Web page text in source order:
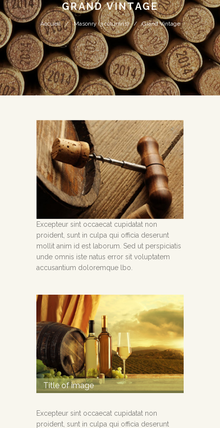
GRAND VINTAGE
Accueil Masonry (3 columns) Grand Vintage
Excepteur sint occaecat cupidatat non
proident, sunt in culpa qui officia deserunt
mollit anim id est laborum. Sed ut perspiciatis
unde omnis iste natus error sit voluptatem
accusantium doloremque lbo.
Title of image
Excepteur sint occaecat cupidatat non
proident, sunt in culpa qui officia deserunt